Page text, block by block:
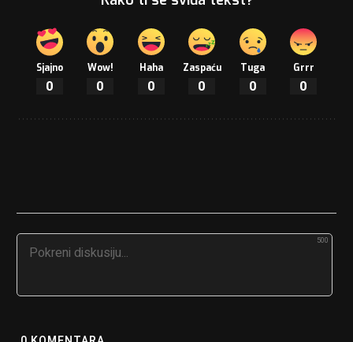
Sjajno
0
Wow!
0
Haha
0
Zaspaću
0
Tuga
0
Grrr
0
500